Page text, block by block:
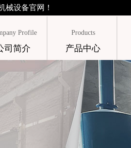
械设备官网！
Profile
司简介
Products
产品中心